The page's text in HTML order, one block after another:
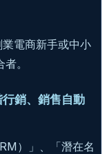
電商新手或中小
。
銷、銷售自動
）」、「潛在名